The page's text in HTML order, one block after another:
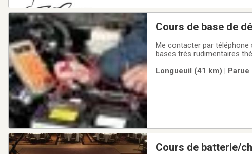
Me contacter par téléphone seulement. 450-651-5253 JacquesPAS de
bases très rudimentaires théoriques et surtout pratiques de l'électronique
résistance), la loi d'Ohm
Longueuil (41 km) |
Cours de batterie/